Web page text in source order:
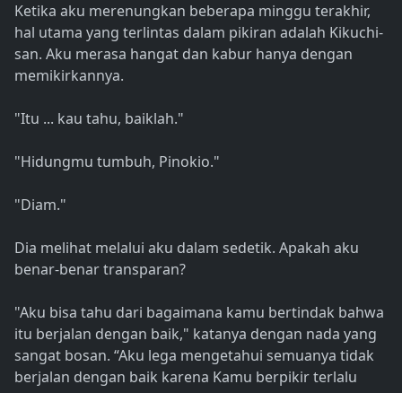
Ketika aku merenungkan beberapa minggu terakhir,
hal utama yang terlintas dalam pikiran adalah Kikuchi-
san. Aku merasa hangat dan kabur hanya dengan
memikirkannya.
"Itu ... kau tahu, baiklah."
"Hidungmu tumbuh, Pinokio."
"Diam."
Dia melihat melalui aku dalam sedetik. Apakah aku
benar-benar transparan?
"Aku bisa tahu dari bagaimana kamu bertindak bahwa
itu berjalan dengan baik," katanya dengan nada yang
sangat bosan. “Aku lega mengetahui semuanya tidak
berjalan dengan baik karena Kamu berpikir terlalu